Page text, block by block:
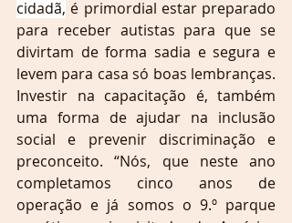
cidadã, é primordial estar preparado
para receber autistas para que se
divirtam de forma sadia e segura e
levem para casa só boas lembranças.
Investir na capacitação é, também
uma forma de ajudar na inclusão
social e prevenir discriminação e
preconceito. “Nós, que neste ano
completamos cinco anos de
operação e já somos o 9.º parque